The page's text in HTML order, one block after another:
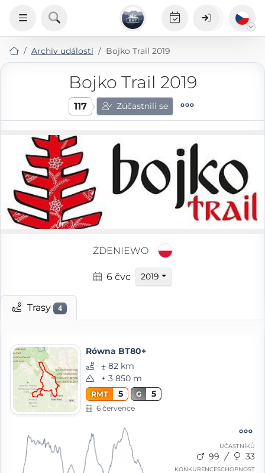
Archiv událostí Bojko Trail 2019
Bojko Trail 2019
117 Zúčastnili se
ŻDENIEWO
6 čvc 2019
Trasy 4
Równa BT80+
⨦ 82 km
+ 3 850 m
RMT 5 G 5
6 července
ÚČASTNÍKŮ
99 33
KONKURENCESCHOPNOST